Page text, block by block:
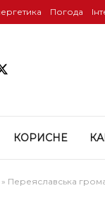
Погода
КОРИСНЕ
» Переяславська